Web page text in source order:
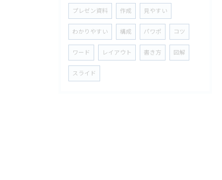
プレゼン資料 作成 見やすい
わかりやすい 構成 パワポ コツ
ワード レイアウト 書き方 図解
スライド